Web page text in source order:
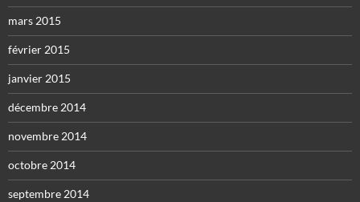
mars 2015
février 2015
janvier 2015
décembre 2014
novembre 2014
octobre 2014
septembre 2014